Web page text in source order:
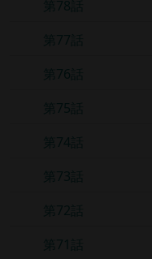
第78話
第77話
第76話
第75話
第74話
第73話
第72話
第71話